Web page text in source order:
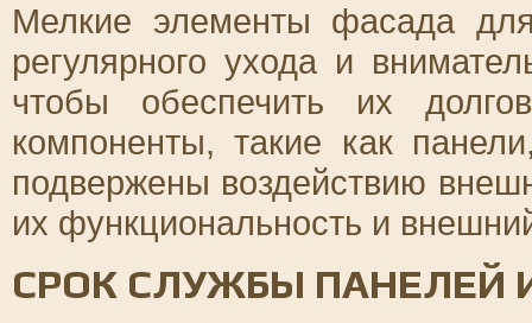
Мелкие элементы фасада
регулярного ухода и
чтобы обеспечить их
компоненты, такие как
подвержены воздействию
их функциональность и
СРОК СЛУЖБЫ ПАНЕЛЕЙ